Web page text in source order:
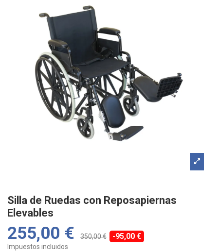
Silla de Ruedas con Reposapiernas
Elevables
255,00 € 350,00 € -95,00 €
Impuestos incluidos